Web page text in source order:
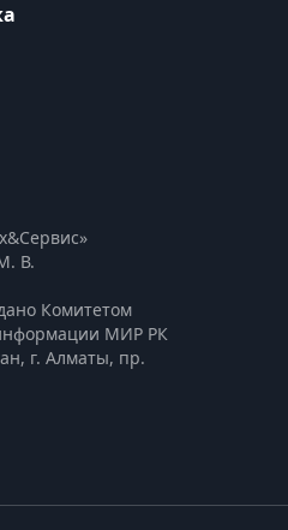
В.
Комитетом
МИР РК
г. Алматы, пр.